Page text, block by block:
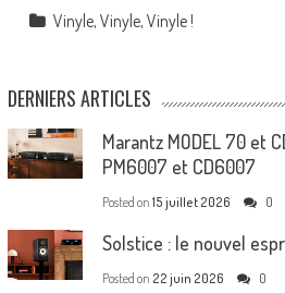
Vinyle, Vinyle, Vinyle !
DERNIERS ARTICLES
Marantz MODEL 70 et
PM6007 et CD6007
Posted on 15 juillet 2026 0
Solstice : le nouvel
Posted on 22 juin 2026 0